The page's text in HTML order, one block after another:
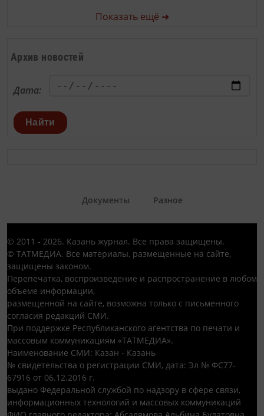
Показать ещё ➜
Архив новостей
Дата:
Найти
Документы Разное
© 2011 - 2026. Казань журнал. Все права защищены.
© ТАТМЕДИА. Все материалы, размещенные на сайте,
защищены законом.
Перепечатка, воспроизведение и распространение в любом
объеме информации,
размещенной на сайте, возможна только с письменного
согласия редакций СМИ.
При поддержке Республиканского агентства по печати и
массовым коммуникациям «ТАТМЕДИА».
Наименование СМИ: Казан - Казань
№ свидетельства о регистрации СМИ, дата: Эл № ФС77-
67916 от 06.12.2016 г.
выдано Федеральной службой по надзору в сфере связи,
информационных технологий и массовых коммуникаций